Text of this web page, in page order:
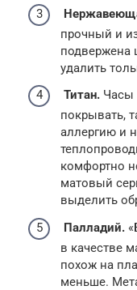
прочный и
подвержена
удалить
Титан. Часы
покрывать,
аллергию и
комфортно
матовый
выделить
Палладий.
в качестве
похож на
меньше.